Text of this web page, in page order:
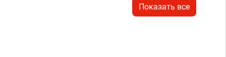
Показать все